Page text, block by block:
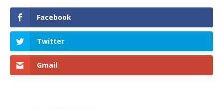
Facebook
Twitter
Gmail